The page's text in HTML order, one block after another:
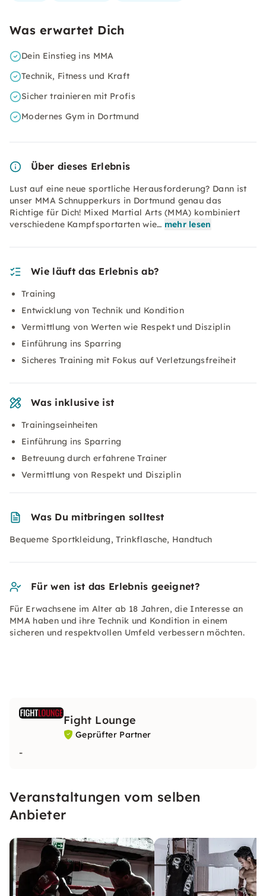
Was erwartet Dich
Dein Einstieg ins MMA
Technik, Fitness und Kraft
Sicher trainieren mit Profis
Modernes Gym in Dortmund
Über dieses Erlebnis
Lust auf eine neue sportliche Herausforderung? Dann ist
unser MMA Schnupperkurs in Dortmund genau das
Richtige für Dich! Mixed Martial Arts (MMA) kombiniert
verschiedene Kampfsportarten wie… mehr lesen
Wie läuft das Erlebnis ab?
Training
Entwicklung von Technik und Kondition
Vermittlung von Werten wie Respekt und Disziplin
Einführung ins Sparring
Sicheres Training mit Fokus auf Verletzungsfreiheit
Was inklusive ist
Trainingseinheiten
Einführung ins Sparring
Betreuung durch erfahrene Trainer
Vermittlung von Respekt und Disziplin
Was Du mitbringen solltest
Bequeme Sportkleidung, Trinkflasche, Handtuch
Für wen ist das Erlebnis geeignet?
Für Erwachsene im Alter ab 18 Jahren, die Interesse an
MMA haben und ihre Technik und Kondition in einem
sicheren und respektvollen Umfeld verbessern möchten.
Fight Lounge
Geprüfter Partner
-
Veranstaltungen vom selben
Anbieter